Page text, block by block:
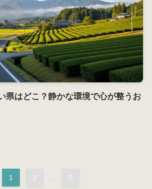
県はどこ？静かな環境で心が整うお
1 2 5